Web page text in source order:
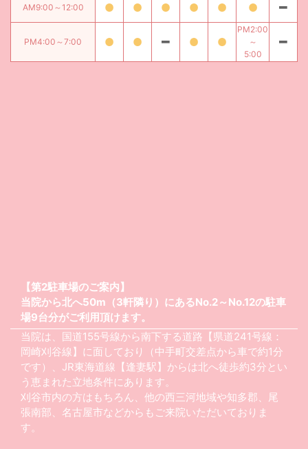
AM9:00～12:00
PM4:00～7:00
PM2:00
～
5:00
【第2駐車場のご案内】
当院から北へ50m（3軒隣り）にあるNo.2～No.12の駐車
場9台分がご利用頂けます。
当院は、国道155号線から南下する道路【県道241号線：
岡崎刈谷線】に面しており（中手町交差点から車で約1分
です）、JR東海道線【逢妻駅】からは北へ徒歩約3分とい
う恵まれた立地条件にあります。
刈谷市内の方はもちろん、他の西三河地域や知多郡、尾
張南部、名古屋市などからもご来院いただいておりま
す。